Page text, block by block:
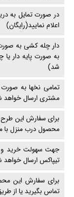
در صورت تمایل به
اعلام نمایید(رایگان)
دار چله کشی به
به صورت پایه دار
شد)
تمامی نخها به
مشتری ارسال خواهد
برای سفارش این طرح
محصول درب منزل با
جهت سهولت خرید و
تیپاکس ارسال
برای سفارش این
تماس بگیرید یا از